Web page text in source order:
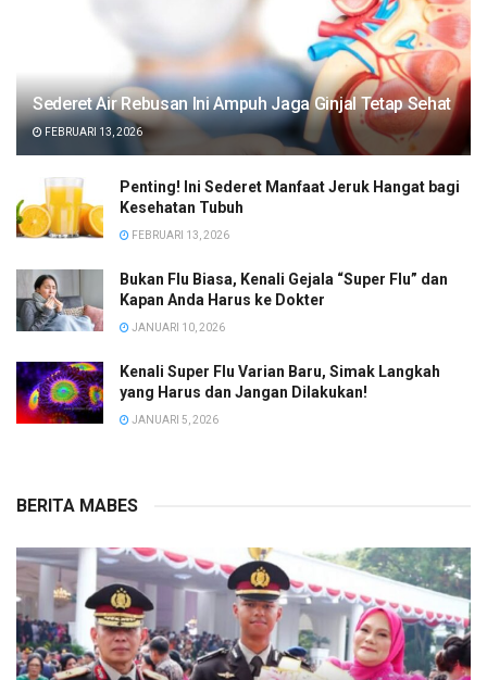
Sederet Air Rebusan Ini Ampuh Jaga Ginjal Tetap Sehat
FEBRUARI 13, 2026
Penting! Ini Sederet Manfaat Jeruk Hangat bagi
Kesehatan Tubuh
FEBRUARI 13, 2026
Bukan Flu Biasa, Kenali Gejala “Super Flu” dan
Kapan Anda Harus ke Dokter
JANUARI 10, 2026
Kenali Super Flu Varian Baru, Simak Langkah
yang Harus dan Jangan Dilakukan!
JANUARI 5, 2026
BERITA MABES